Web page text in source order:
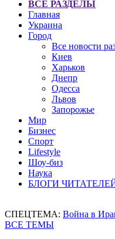
ВСЕ РАЗДЕЛЫ
Главная
Украина
Город
Все новости
Киев
Харьков
Днепр
Одесса
Львов
Запорожье
Мир
Бизнес
Спорт
Lifestyle
Шоу-биз
Наука
БЛОГИ
СПЕЦТЕМА: Война в
ВСЕ ТЕМЫ